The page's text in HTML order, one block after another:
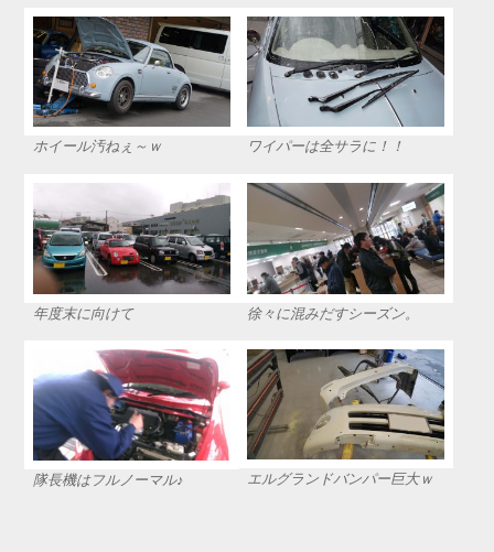
ホイール汚ねぇ～ｗ ワイパーは全サラに！！
年度末に向けて 徐々に混みだすシーズン。
隊長機はフルノーマル♪ エルグランドバンパー巨大ｗ